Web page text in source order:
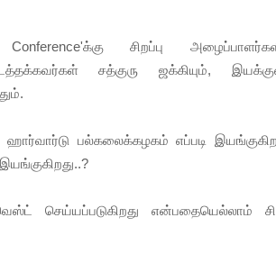
தொடர்பில் நாடாளுமன்றத்தில் பகிரங்க
தமிழ் குடும்பம்!! நடந்தது என்ன
இலங்கை பாடலாசிரியர் வெளியிட்ட...
பிரதேசவாசிகள்!
வழங்கப்பட்ட தண்டனை
சிறப்பு
சத்குரு ஜக்கியும்,
ஹார்வார்டு பல்கலைக்கழகம் எப்படி
செய்யப்படுகிறது என்பதையெல்லாம்